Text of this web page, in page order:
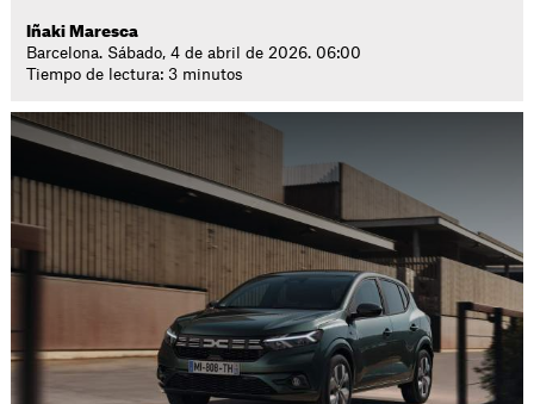
Iñaki Maresca
Barcelona. Sábado, 4 de abril de 2026. 06:00
Tiempo de lectura: 3 minutos